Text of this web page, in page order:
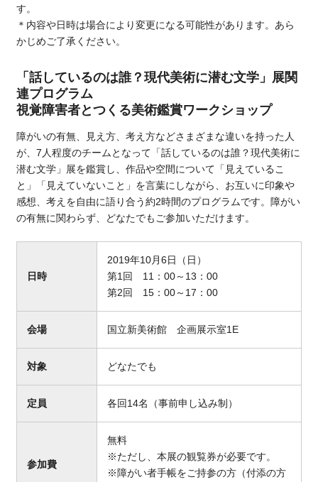
す。
＊内容や日時は場合により変更になる可能性があります。あら
かじめご了承ください。
「話しているのは誰？現代美術に潜む文学」展関
連プログラム
視覚障害者とつくる美術鑑賞ワークショップ
障がいの有無、見え方、考え方などさまざまな違いを持った人
が、7人程度のチームとなって「話しているのは誰？現代美術に
潜む文学」展を鑑賞し、作品や空間について「見えているこ
と」「見えていないこと」を言葉にしながら、お互いに印象や
感想、考えを自由に語り合う約2時間のプログラムです。障がい
の有無に関わらず、どなたでもご参加いただけます。
日時
2019年10月6日（日）
第1回 11：00～13：00
第2回 15：00～17：00
会場 国立新美術館 企画展示室1E
対象 どなたでも
定員 各回14名（事前申し込み制）
参加費
無料
※ただし、本展の観覧券が必要です。
※障がい者手帳をご持参の方（付添の方